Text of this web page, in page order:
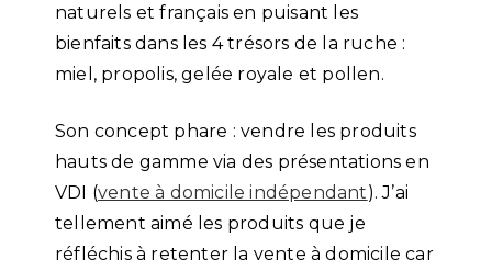
naturels et français en puisant les
bienfaits dans les 4 trésors de la ruche :
miel, propolis, gelée royale et pollen.
Son concept phare : vendre les produits
hauts de gamme via des présentations en
VDI (vente à domicile indépendant). J’ai
tellement aimé les produits que je
réfléchis à retenter la vente à domicile car